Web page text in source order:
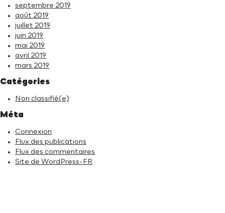
septembre 2019
août 2019
juillet 2019
juin 2019
mai 2019
avril 2019
mars 2019
Catégories
Non classifié(e)
Méta
Connexion
Flux des publications
Flux des commentaires
Site de WordPress-FR